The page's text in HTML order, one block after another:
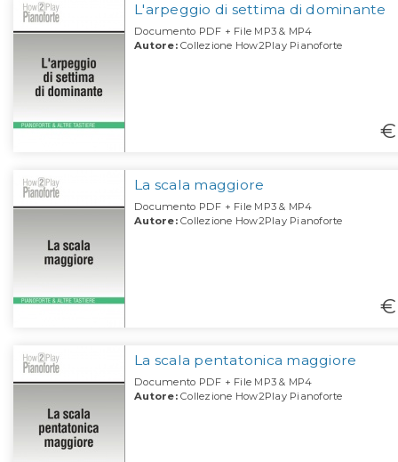
L'arpeggio di settima di dominante
Documento PDF + File MP3 & MP4
Autore:Collezione How2Play Pianoforte
€
La scala maggiore
Documento PDF + File MP3 & MP4
Autore:Collezione How2Play Pianoforte
€
La scala pentatonica maggiore
Documento PDF + File MP3 & MP4
Autore:Collezione How2Play Pianoforte